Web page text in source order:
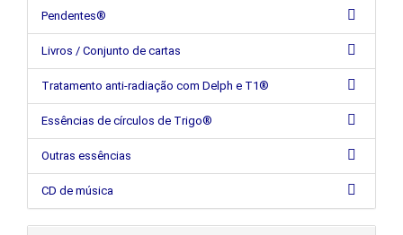
Pendentes®
Livros / Conjunto de cartas
Tratamento anti-radiação com Delph e T1®
Essências de círculos de Trigo®
Outras essências
CD de música